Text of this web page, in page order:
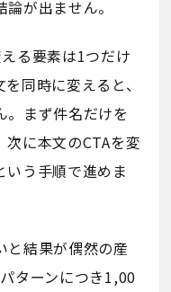
が出ません。
る要素は1つだけ
同時に変えると、
。まず件名だけを
に本文のCTAを変
いう手順で進めま
と結果が偶然の産
ターンにつき1,00